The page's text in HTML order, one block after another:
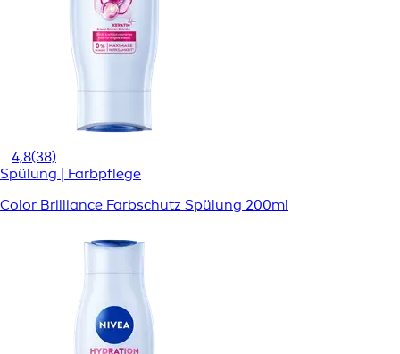
4,8(38)
Spülung | Farbpflege
Color Brilliance Farbschutz Spülung 200ml